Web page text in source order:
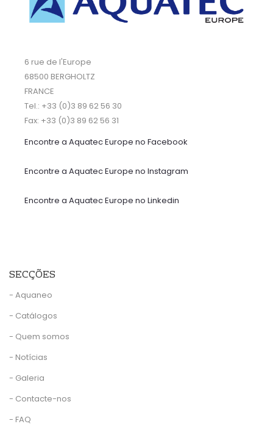
6 rue de l'Europe
68500 BERGHOLTZ
FRANCE
Tel.: +33 (0)3 89 62 56 30
Fax: +33 (0)3 89 62 56 31
Encontre a Aquatec Europe no Facebook
Encontre a Aquatec Europe no Instagram
Encontre a Aquatec Europe no Linkedin
SECÇÕES
- Aquaneo
- Catálogos
- Quem somos
- Notícias
- Galeria
- Contacte-nos
- FAQ